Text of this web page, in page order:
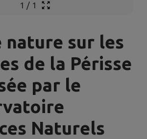
1 / 1
nature sur les
de la Périsse
par le
Naturels